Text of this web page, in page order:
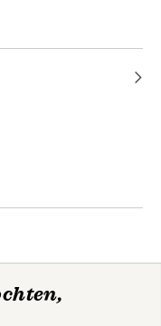
McKeown